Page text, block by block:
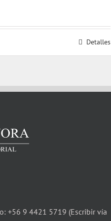
Detalles
+56 9 4421 5719 (Escribir vía